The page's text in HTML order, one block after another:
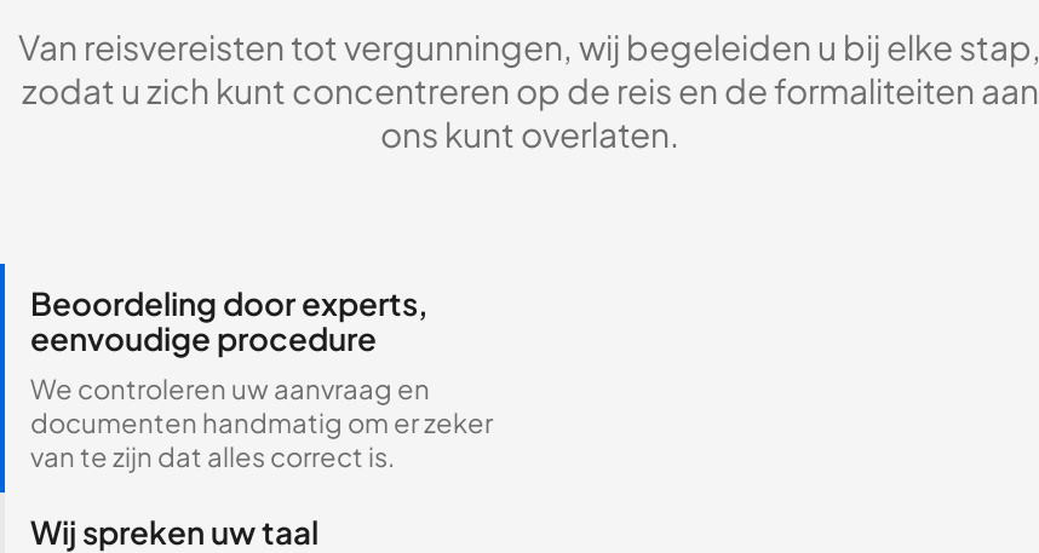
Van reisvereisten tot vergunningen, wij begeleiden u bij elke stap,
zodat u zich kunt concentreren op de reis en de formaliteiten aan
ons kunt overlaten.
Beoordeling door experts,
eenvoudige procedure
We controleren uw aanvraag en
documenten handmatig om er zeker
van te zijn dat alles correct is.
Wij spreken uw taal